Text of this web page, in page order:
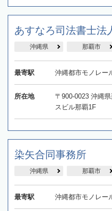
あすなろ司法書士法
沖縄県 那覇市
最寄駅 沖縄都市モノレー
所在地
〒900-0023 沖縄
スビル那覇1F
染矢合同事務所
沖縄県 那覇市
最寄駅 沖縄都市モノレー